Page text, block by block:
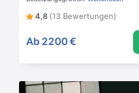
4,8 (13 Bewertungen)
Ab 2200 €